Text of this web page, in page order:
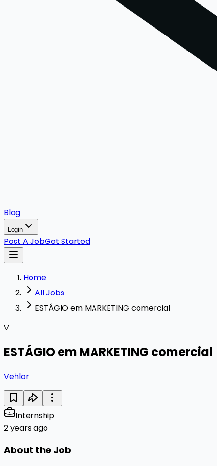
Blog
Login
Post A JobGet Started
Home
All Jobs
ESTÁGIO em MARKETING comercial
V
ESTÁGIO em MARKETING comercial
Vehlor
Internship
2 years ago
About the Job